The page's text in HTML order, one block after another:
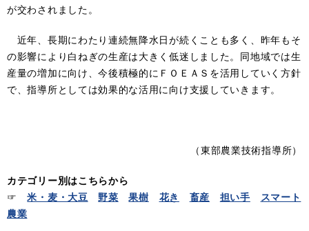
が交わされました。
近年、長期にわたり連続無降水日が続くことも多く、昨年もそ
の影響により白ねぎの生産は大きく低迷しました。同地域では生
産量の増加に向け、今後積極的にＦＯＥＡＳを活用していく方針
で、指導所としては効果的な活用に向け支援していきます。
（東部農業技術指導所）
カテゴリー別はこちらから
☞米・麦・大豆 野菜 果樹 花き 畜産 担い手
スマート
農業